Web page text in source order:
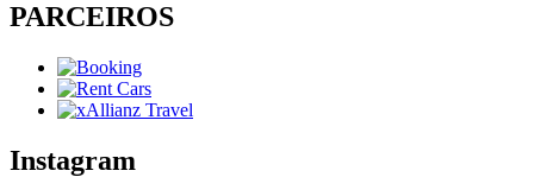
PARCEIROS
Instagram